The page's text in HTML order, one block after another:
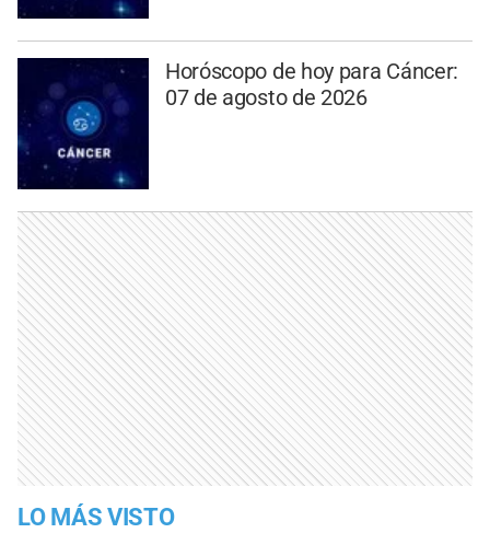
Horóscopo de hoy para Cáncer:
07 de agosto de 2026
LO MÁS VISTO